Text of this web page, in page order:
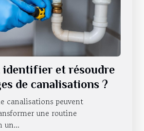
identifier et résoudre
de canalisations ?
canalisations peuvent
une routine
un...